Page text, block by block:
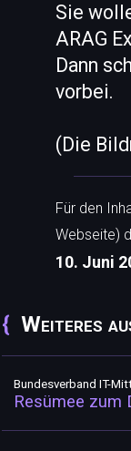
Sie
ARAG
Dann
vorbei.
(Die
Für den
Webseite)
10. Juni
Weiteres
Bundesverband IT-
Resümee zum